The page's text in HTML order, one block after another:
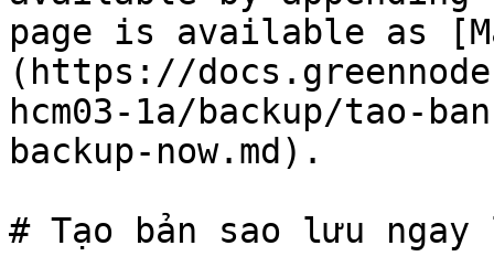
page is available as
(https://
hcm03-1a/backup/tao-
backup-now.md).
# Tạo bản sao lưu ngay